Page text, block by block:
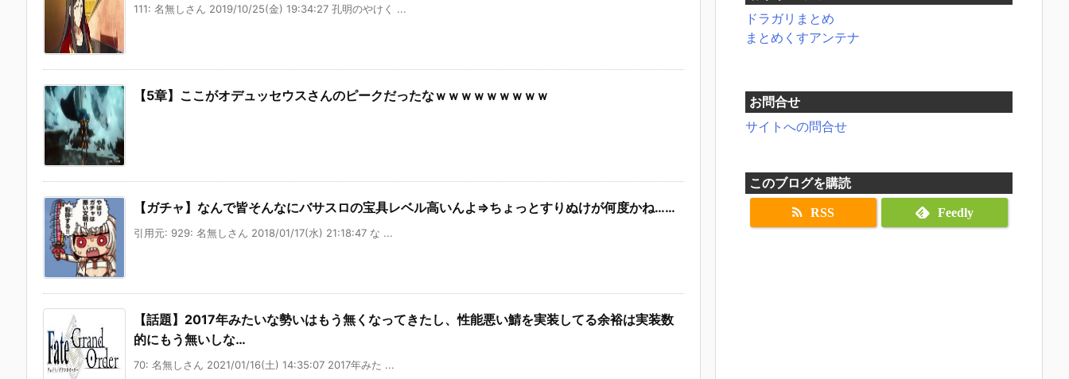
111: 名無しさん 2019/10/25(金) 19:34:27 孔明のやけく ...
【5章】ここがオデュッセウスさんのピークだったなｗｗｗｗｗｗｗｗｗ
【ガチャ】なんで皆そんなにバサスロの宝具レベル高いんよ⇒ちょっとすりぬけが何度かね……
引用元: 929: 名無しさん 2018/01/17(水) 21:18:47 な ...
【話題】2017年みたいな勢いはもう無くなってきたし、性能悪い鯖を実装してる余裕は実装数
的にもう無いしな…
70: 名無しさん 2021/01/16(土) 14:35:07 2017年みた ...
ドラガリまとめ
まとめくすアンテナ
お問合せ
サイトへの問合せ
このブログを購読
RSS Feedly